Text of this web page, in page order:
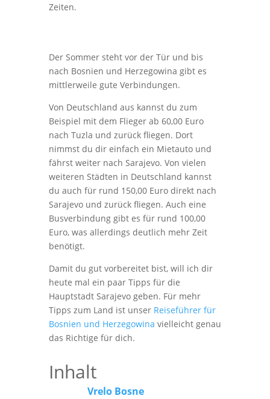
Zeiten.
Der Sommer steht vor der Tür und bis
nach Bosnien und Herzegowina gibt es
mittlerweile gute Verbindungen.
Von Deutschland aus kannst du zum
Beispiel mit dem Flieger ab 60,00 Euro
nach Tuzla und zurück fliegen. Dort
nimmst du dir einfach ein Mietauto und
fährst weiter nach Sarajevo. Von vielen
weiteren Städten in Deutschland kannst
du auch für rund 150,00 Euro direkt nach
Sarajevo und zurück fliegen. Auch eine
Busverbindung gibt es für rund 100,00
Euro, was allerdings deutlich mehr Zeit
benötigt.
Damit du gut vorbereitet bist, will ich dir
heute mal ein paar Tipps für die
Hauptstadt Sarajevo geben. Für mehr
Tipps zum Land ist unser Reiseführer für
Bosnien und Herzegowina vielleicht genau
das Richtige für dich.
Inhalt
Vrelo Bosne